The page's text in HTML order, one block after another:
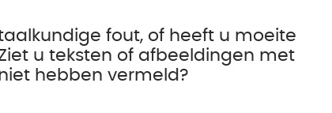
fout, of heeft u moeite
u teksten of afbeeldingen met
hebben vermeld?